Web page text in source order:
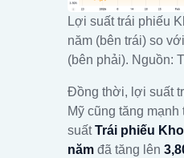
Lợi suất trái phiếu
năm (bên trái) so
(bên phải). Nguồn:
Đồng thời, lợi suất
Mỹ cũng tăng
suấtTrái phiếu
năm đã tăng lên